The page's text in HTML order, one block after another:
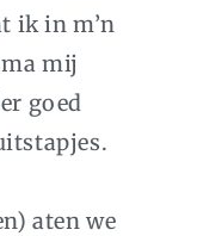
ik in m’n
mij
goed
aten we